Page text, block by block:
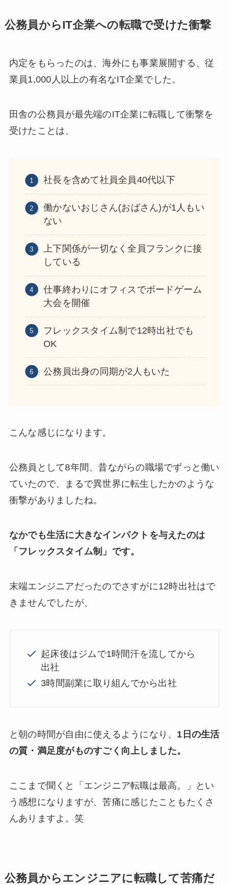
公務員からIT企業への転職で受けた衝撃
内定をもらったのは、海外にも事業展開する、従
業員1,000人以上の有名なIT企業でした。
田舎の公務員が最先端のIT企業に転職して衝撃を
受けたことは、
社長を含めて社員全員40代以下
働かないおじさん(おばさん)が1人もい
ない
上下関係が一切なく全員フランクに接
している
仕事終わりにオフィスでボードゲーム
大会を開催
フレックスタイム制で12時出社でも
OK
公務員出身の同期が2人もいた
こんな感じになります。
公務員として8年間、昔ながらの職場でずっと働い
ていたので、まるで異世界に転生したかのような
衝撃がありましたね。
なかでも生活に大きなインパクトを与えたのは
「フレックスタイム制」です。
末端エンジニアだったのでさすがに12時出社はで
きませんでしたが、
起床後はジムで1時間汗を流してから
出社
3時間副業に取り組んでから出社
と朝の時間が自由に使えるようになり、 1日の生活
の質・満足度がものすごく向上しました。
ここまで聞くと「エンジニア転職は最高。」とい
う感想になりますが、苦痛に感じたこともたくさ
んありますよ。笑
公務員からエンジニアに転職して苦痛だ